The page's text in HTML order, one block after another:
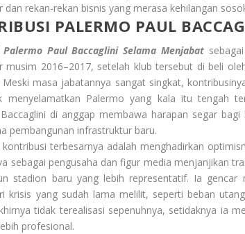
dan rekan-rekan bisnis yang merasa kehilangan
PALERMO PAUL
Paul Baccaglini Selama Menjabatsebagai
musim 2016–2017, setelah klub tersebut di beli
Meski masa jabatannya sangat singkat,
menyelamatkan Palermo yang kala itu tengah
di anggap membawa harapan segar
pembangunan infrastruktur baru.
kontribusi terbesarnya adalah menghadirkan
sebagai pengusaha dan figur media menjanjikan
stadion baru yang lebih representatif. Ia
krisis yang sudah lama melilit, seperti beban
tidak terealisasi sepenuhnya, setidaknya ia
profesional.